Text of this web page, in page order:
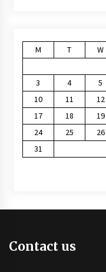
M
T W
3
4 5
10
11 12
17
18 19
24
25 26
31
Contact us